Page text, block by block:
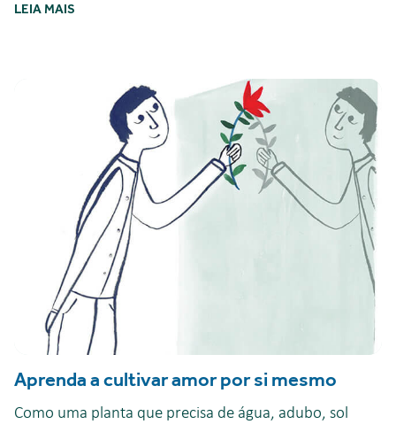
LEIA MAIS
Aprenda a cultivar amor por si mesmo
Como uma planta que precisa de água, adubo, sol